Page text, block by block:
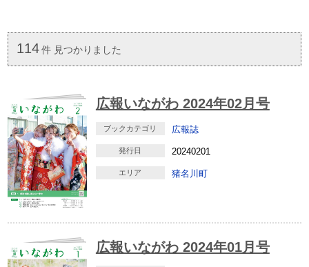
114 件 見つかりました
広報いながわ 2024年02月号
ブックカテゴリ 広報誌
発行日 20240201
エリア 猪名川町
広報いながわ 2024年01月号